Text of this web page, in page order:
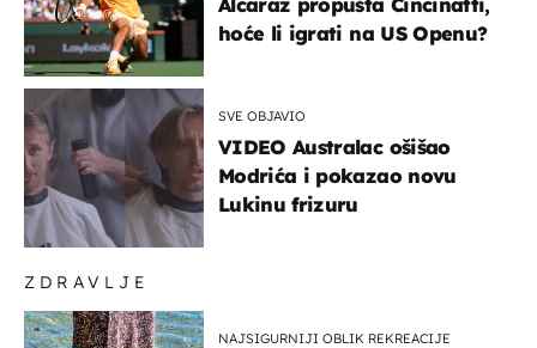
ZDRAVLJE
NAJSIGURNIJI OBLIK REKREACIJE
hoće li igrati na US Openu?
SVE OBJAVIO
VIDEO Australac ošišao
Modrića i pokazao novu
Lukinu frizuru